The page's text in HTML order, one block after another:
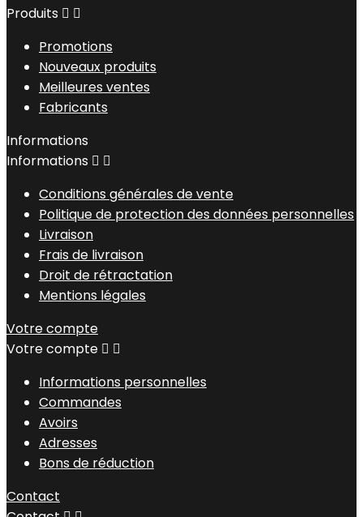
Produits  
Promotions
Nouveaux produits
Meilleures ventes
Fabricants
Informations
Informations  
Conditions générales de vente
Politique de protection des données personnelles
Livraison
Frais de livraison
Droit de rétractation
Mentions légales
Votre compte
Votre compte  
Informations personnelles
Commandes
Avoirs
Adresses
Bons de réduction
Contact